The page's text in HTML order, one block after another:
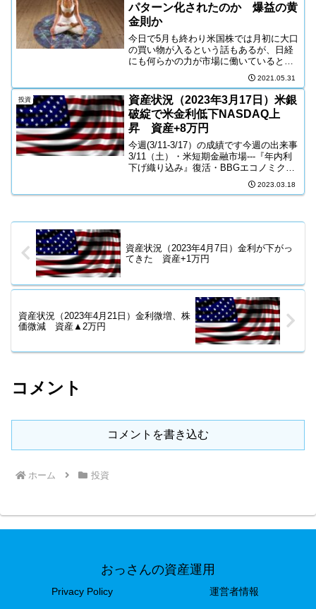
パターン化されたのか 爆益の黄
金則か
今日で5月も終わり米国株では月初に大口
の買い物が入るという話もあるが、日経
にも何らかの力が市場に働いているとみ
るべき、パターン化された値動きが観察
できる以下のチャートは、月替わりのタ
イミングで前後2日間のローソク足をのせ
たチャートとなる月末...
2021.05.31
投資
資産状況（2023年3月17日）米銀
破綻で米金利低下NASDAQ上
昇 資産+8万円
今週(3/11-3/17）の成績です今週の出来事
3/11（土）・米短期金融市場---『年内利
下げ織り込み』復活・BBGエコノミクス-
--3月FOMC、50bp利上げ予想・サマーズ
元財務長官---FEDターミナルレート、
2023.03.18
資産状況（2023年4月7日）金利が下がっ
てきた 資産+1万円
資産状況（2023年4月21日）金利微増、株
価微減 資産▲2万円
コメント
コメントを書き込む
ホーム 投資
おっさんの資産運用
Privacy Policy 運営者情報